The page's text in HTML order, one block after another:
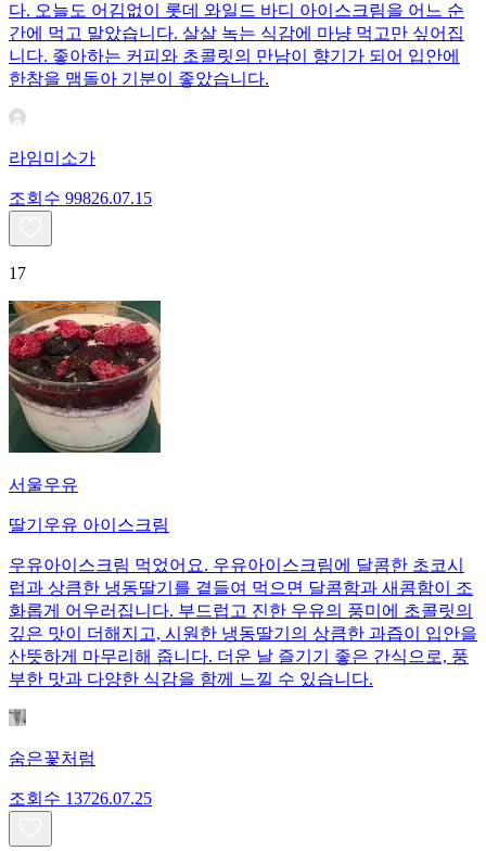
다. 오늘도 어김없이 롯데 와일드 바디 아이스크림을 어느 순
간에 먹고 말았습니다. 살살 녹는 식감에 마냥 먹고만 싶어집
니다. 좋아하는 커피와 초콜릿의 만남이 향기가 되어 입안에
한참을 맴돌아 기분이 좋았습니다.
라임미소가
조회수 99826.07.15
17
서울우유
딸기우유 아이스크림
우유아이스크림 먹었어요. 우유아이스크림에 달콤한 초코시
럽과 상큼한 냉동딸기를 곁들여 먹으면 달콤함과 새콤함이 조
화롭게 어우러집니다. 부드럽고 진한 우유의 풍미에 초콜릿의
깊은 맛이 더해지고, 시원한 냉동딸기의 상큼한 과즙이 입안을
산뜻하게 마무리해 줍니다. 더운 날 즐기기 좋은 간식으로, 풍
부한 맛과 다양한 식감을 함께 느낄 수 있습니다.
숨은꽃처럼
조회수 13726.07.25